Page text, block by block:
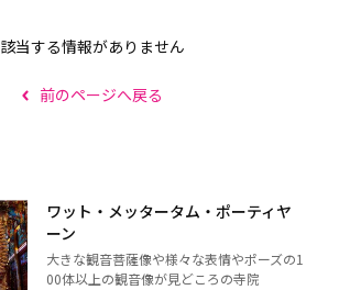
該当する情報がありません
前のページへ戻る
ワット・メッタータム・ポーティヤ
ーン
大きな観音菩薩像や様々な表情やポーズの1
00体以上の観音像が見どころの寺院